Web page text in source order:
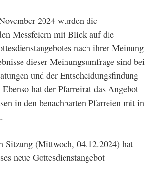
2024 wurden die
Messfeiern mit Blick auf die
nach ihrer Meinung
dieser Meinungsumfrage sind bei
und der Entscheidungsfindung
hat der Pfarreirat das Angebot
in den benachbarten Pfarreien mit in
Sitzung (Mittwoch, 04.12.2024) hat
neue Gottesdienstangebot